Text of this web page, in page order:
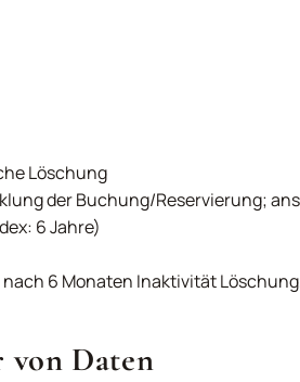
Löschung
der Buchung/Reservierung;
6 Jahre)
6 Monaten Inaktivität
von Daten